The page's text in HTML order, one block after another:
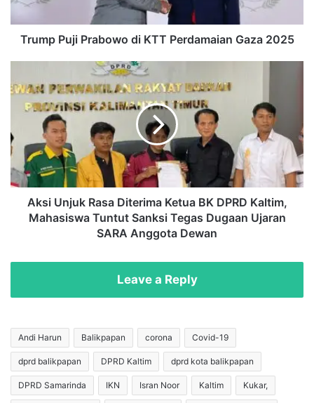
2025
Trump Puji Prabowo di KTT Perdamaian Gaza 2025
Unjuk
Rasa
Diterima
BK
DPRD
Kaltim,
Mahasiswa
Tuntut
Sanksi
Ujaran
Aksi Unjuk Rasa Diterima Ketua BK DPRD Kaltim,
Mahasiswa Tuntut Sanksi Tegas Dugaan Ujaran
SARA Anggota Dewan
Leave a Reply
Andi Harun Balikpapan corona Covid-19
dprd balikpapan DPRD Kaltim dprd kota balikpapan
DPRD Samarinda IKN Isran Noor Kaltim Kukar,